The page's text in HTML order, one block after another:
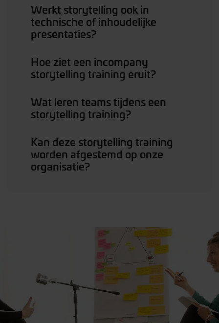
Werkt storytelling ook in
technische of inhoudelijke
presentaties?
Hoe ziet een incompany
storytelling training eruit?
Wat leren teams tijdens een
storytelling training?
Kan deze storytelling training
worden afgestemd op onze
organisatie?